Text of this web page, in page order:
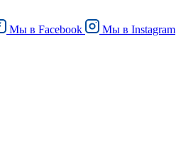
Мы в Facebook Мы в Instagram